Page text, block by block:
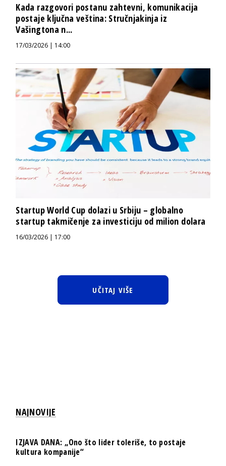
Kada razgovori postanu zahtevni, komunikacija
postaje ključna veština: Stručnjakinja iz
Vašingtona n...
17/03/2026 | 14:00
Startup World Cup dolazi u Srbiju – globalno
startup takmičenje za investiciju od milion dolara
16/03/2026 | 17:00
UČITAJ VIŠE
NAJNOVIJE
IZJAVA DANA: „Ono što lider toleriše, to postaje
kultura kompanije“